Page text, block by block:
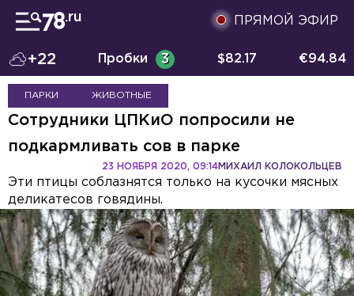
ПРЯМОЙ ЭФИР
+22 Пробки 3 $82.17 €94.84
ПАРКИ ЖИВОТНЫЕ
Сотрудники ЦПКиО попросили не
подкармливать сов в парке
МИХАИЛ КОЛОКОЛЬЦЕВ
23 НОЯБРЯ 2020, 09:14
Эти птицы соблазнятся только на кусочки мясных
деликатесов говядины.